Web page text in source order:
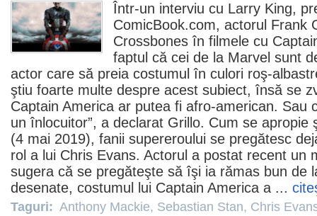
Într-un interviu cu Larry King,
ComicBook.com, actorul Frank
Crossbones în filmele cu
faptul că cei de la Marvel sunt
actor care să preia costumul în culori roş-
ştiu foarte multe despre acest subiect, însă se
Captain America ar putea fi afro-american. Sau
un înlocuitor”, a declarat Grillo. Cum se apropie
(4 mai 2019), fanii supereroului se pregătesc
rol a lui Chris Evans. Actorul a postat recent un
sugera că se pregăteşte să îşi ia rămas bun de
desenate, costumul lui Captain America a ...
Taguri: Anthony Mackie, Sebastian Stan, Chris